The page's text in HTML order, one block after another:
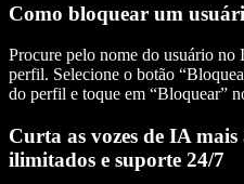
Como bloquear um
Procure pelo nome do usuário no
perfil. Selecione o botão
do perfil e toque em “Bloquear”
Curta as vozes de IA
ilimitados e suporte 24/7